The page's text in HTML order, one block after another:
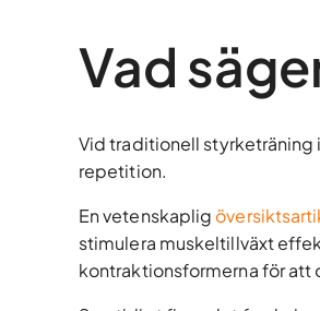
Vad
Vid traditionell styrketräning
repetition.
En vetenskaplig
stimulera muskeltillväxt
kontraktionsformerna för